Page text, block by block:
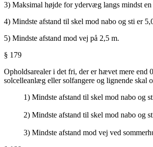
3) Maksimal højde for ydervæg langs mindst en
4) Mindste afstand til skel mod nabo og sti er
5) Mindste afstand mod vej på 2,5 m.
§ 179
Opholdsarealer i det fri, der er hævet mere end
solcelleanlæg eller solfangere og lignende skal
1) Mindste afstand til skel mod nabo og
2) Mindste afstand til skel mod nabo og
3) Mindste afstand mod vej ved